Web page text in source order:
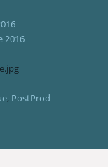
2016
, PostProd